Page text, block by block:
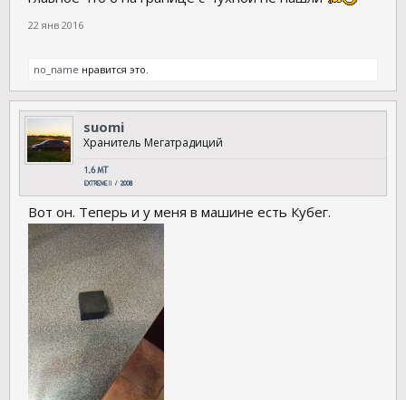
22 янв 2016
no_name нравится это.
suomi
Хранитель Мегатрадиций
Вот он. Теперь и у меня в машине есть Кубег.